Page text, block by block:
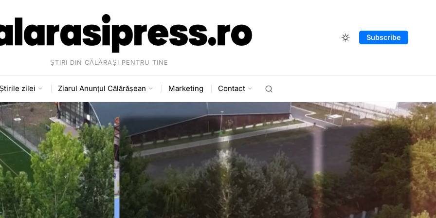
ȘTIRI DIN CĂLĂRAȘI PENTRU TINE
Subscribe
zilei Ziarul Anunțul Călărășean Marketing Contact